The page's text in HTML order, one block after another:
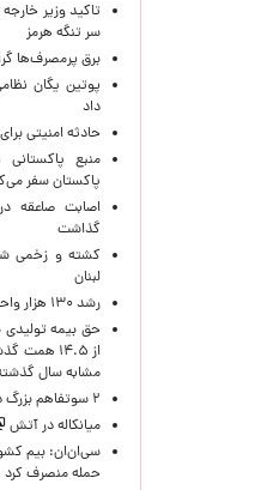
تاکید وزیر
سر تنگه هرمز
برق پرمصرف‌ها
پوتین یگان
داد
حادثه امنیتی
منبع
پاکستان سفر
گذاشت
لبنان
رشد ۱۳۰ هزار واحدی بورس
حق بیمه
مشابه سال
۲ سوتفاهم بزرگ در مورد رویکرد ترامپ به ایران
میانکاله در آتش
سی‌ان‌ان: بیم
حمله منصرف کرد